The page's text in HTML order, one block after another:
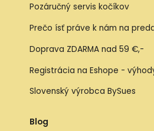
Pozáručný servis kočíkov
Prečo ísť práve k nám na
Doprava ZDARMA nad 59 €,-
Registrácia na Eshope -
Slovenský výrobca BySues
Blog